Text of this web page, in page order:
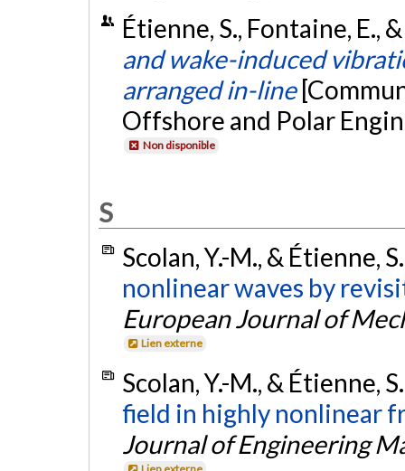
Étienne, S., Fontaine, E.,
and wake-induced
arranged in-line
Offshore and Polar
Non disponible
S
Scolan, Y.-M., & Étienne,
nonlinear waves by
European Journal of
Lien externe
Scolan, Y.-M., & Étienne,
field in highly nonlinear
Journal of Engineering